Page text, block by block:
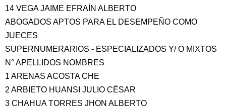
14 VEGA JAIME EFRAÍN ALBERTO
ABOGADOS APTOS PARA EL DESEMPEÑO COMO
JUECES
SUPERNUMERARIOS - ESPECIALIZADOS Y/ O MIXTOS
N° APELLIDOS NOMBRES
1 ARENAS ACOSTA CHE
2 ARBIETO HUANSI JULIO CÉSAR
3 CHAHUA TORRES JHON ALBERTO